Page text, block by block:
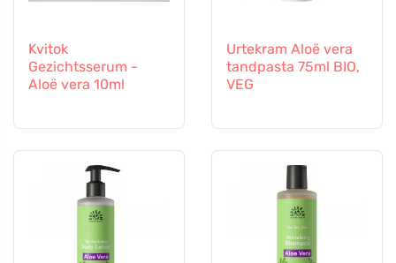
Kvitok
Gezichtsserum -
Aloë vera 10ml
Urtekram Aloë vera
tandpasta 75ml BIO,
VEG